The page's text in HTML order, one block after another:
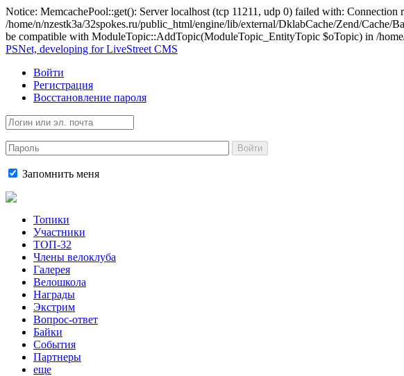
Notice: MemcachePool::get(): Server localhost (tcp 11211, udp 0) failed with: Connection
/home/n/nzestk3a/32spokes.ru/public_html/engine/lib/external/DklabCache/Zend/
be compatible with ModuleTopic::AddTopic(ModuleTopic_EntityTopic $oTopic) in /
PSNet, developing for LiveStreet CMS
Войти
Регистрация
Восстановление пароля
Войти
Запомнить меня
Топики
Участники
ТОП-32
Члены велоклуба
Галерея
Велошкола
Награды
Экстрим
Вопрос-ответ
Байки
События
Партнеры
еще